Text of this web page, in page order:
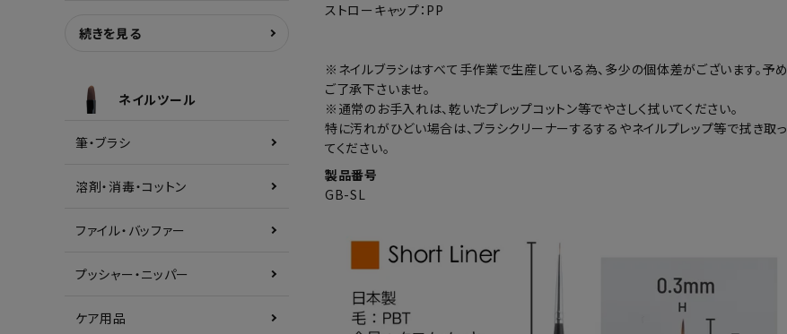
続きを見る
ネイルツール
筆・ブラシ
溶剤・消毒・コットン
ファイル・バッファー
プッシャー・ニッパー
ケア用品
ストローキャップ：PP
※ネイルブラシはすべて手作業で生産している為、多少の個体差がございます。予め
ご了承下さいませ。
※通常のお手入れは、乾いたプレップコットン等でやさしく拭いてください。
特に汚れがひどい場合は、ブラシクリーナーするするやネイルプレップ等で拭き取っ
てください。
製品番号
GB-SL